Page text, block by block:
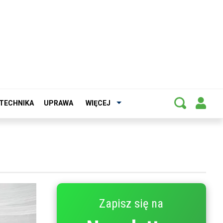
UPRAWA WIĘCEJ
Zapisz się na